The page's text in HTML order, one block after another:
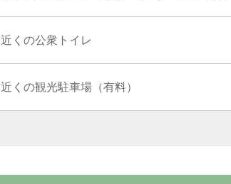
近くの公衆トイレ
近くの観光駐車場（有料）